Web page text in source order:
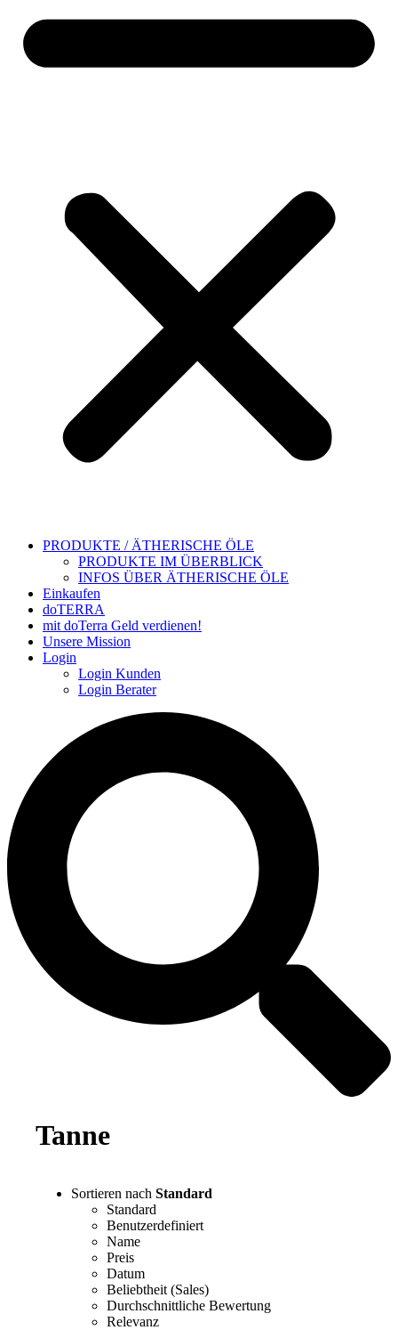
PRODUKTE / ÄTHERISCHE ÖLE
PRODUKTE IM ÜBERBLICK
INFOS ÜBER ÄTHERISCHE ÖLE
Einkaufen
doTERRA
mit doTerra Geld verdienen!
Unsere Mission
Login
Login Kunden
Login Berater
Tanne
Sortieren nachStandard
Standard
Benutzerdefiniert
Name
Preis
Datum
Beliebtheit (Sales)
Durchschnittliche Bewertung
Relevanz